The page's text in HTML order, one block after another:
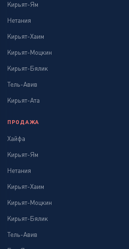
Кирьят-Ям
Нетания
Кирьят-Хаим
Кирьят-Моцкин
Кирьят-Бялик
Тель-Авив
Кирьят-Ата
ПРОДАЖА
Хайфа
Кирьят-Ям
Нетания
Кирьят-Хаим
Кирьят-Моцкин
Кирьят-Бялик
Тель-Авив